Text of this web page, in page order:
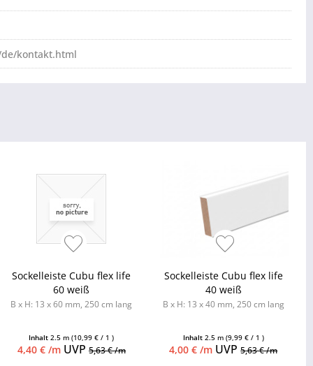
kontakt.html
Sockelleiste Cubu flex life
60 weiß
B x H: 13 x 60 mm, 250 cm lang
Inhalt2.5 m(10,99 € / 1 )
4,40 € /mUVP 5,63 € /m
Sockelleiste Cubu flex life
40 weiß
B x H: 13 x 40 mm, 250 cm lang
Inhalt 2.5 m (9,99 € / 1 )
4,00 € /m UVP5,63 € /m